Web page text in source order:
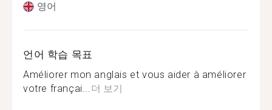
영어
언어 학습 목표
Améliorer mon anglais et vous aider à améliorer
votre françai...더 보기